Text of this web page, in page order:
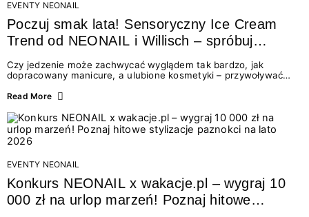
EVENTY NEONAIL
Poczuj smak lata! Sensoryczny Ice Cream
Trend od NEONAIL i Willisch – spróbuj
nowych lodów i odbierz prezent!
Czy jedzenie może zachwycać wyglądem tak bardzo, jak
dopracowany manicure, a ulubione kosmetyki – przywoływać
świata beauty i oszałamiających deserów to coś więcej niż
zmysłami: przez soczysty kolor, aksamitną teksturę,
orzeźwiający zapach i słodki akcent na podniebieniu. Tego lata
NEONAIL łączy siły z marką Willisch, tworząc unikalny projekt
na styku jedzenia i piękna....
Read More
EVENTY NEONAIL
Konkurs NEONAIL x wakacje.pl – wygraj 10
000 zł na urlop marzeń! Poznaj hitowe